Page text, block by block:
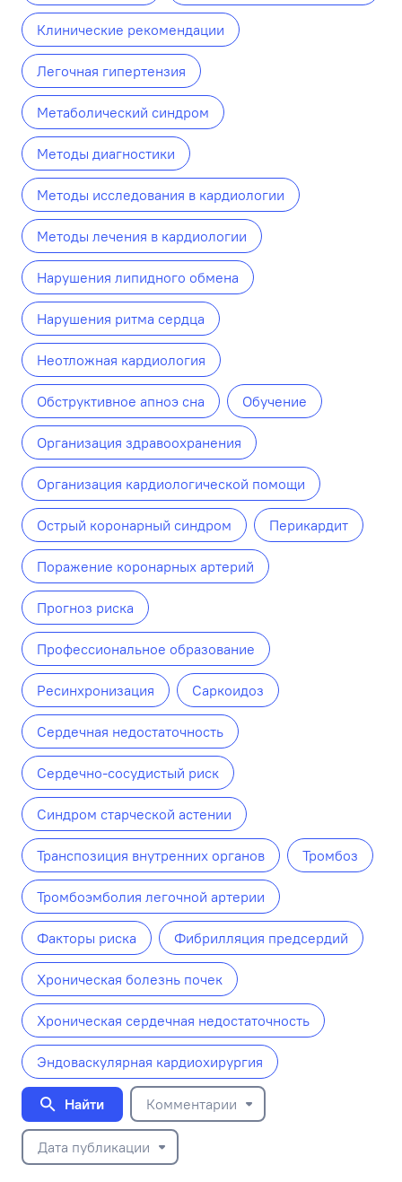
Клинические рекомендации
Легочная гипертензия
Метаболический синдром
Методы диагностики
Методы исследования в кардиологии
Методы лечения в кардиологии
Нарушения липидного обмена
Нарушения ритма сердца
Неотложная кардиология
Обструктивное апноэ сна Обучение
Организация здравоохранения
Организация кардиологической помощи
Острый коронарный синдром Перикардит
Поражение коронарных артерий
Прогноз риска
Профессиональное образование
Ресинхронизация Саркоидоз
Сердечная недостаточность
Сердечно-сосудистый риск
Синдром старческой астении
Транспозиция внутренних органов Тромбоз
Тромбоэмболия легочной артерии
Факторы риска Фибрилляция предсердий
Хроническая болезнь почек
Хроническая сердечная недостаточность
Эндоваскулярная кардиохирургия
Найти Комментарии
Дата публикации